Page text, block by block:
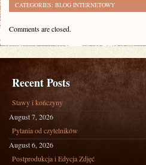
CATEGORIES: BLOG INTERNETOWY
Comments are closed.
Recent Posts
Stawy i kończyny
August 7, 2026
Pytania od czytelników
August 6, 2026
Postprodukcja i Edycja Zdjęć